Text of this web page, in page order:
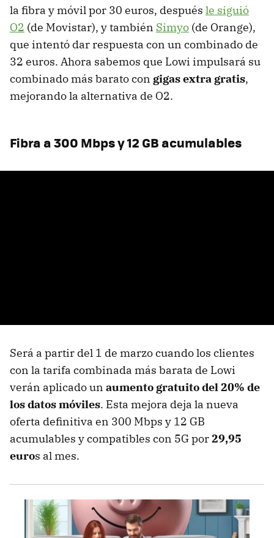
la fibra y móvil por 30 euros, después le siguió
O2 (de Movistar), y también Simyo (de Orange),
que intentó dar respuesta con un combinado de
32 euros. Ahora sabemos que Lowi impulsará su
combinado más barato con gigas extra gratis,
mejorando la alternativa de O2.
Fibra a 300 Mbps y 12 GB acumulables
Será a partir del 1 de marzo cuando los clientes
con la tarifa combinada más barata de Lowi
verán aplicado un aumento gratuito del 20% de
los datos móviles. Esta mejora deja la nueva
oferta definitiva en 300 Mbps y 12 GB
acumulables y compatibles con 5G por29,95
euros al mes.